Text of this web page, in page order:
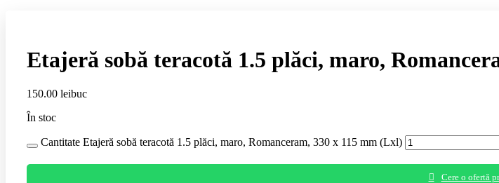
Etajeră sobă teracotă 1.5 plăci, maro,
150.00 leibuc
În stoc
Cantitate Etajeră sobă teracotă 1.5 plăci, maro, Romanceram, 330 x 115 mm (Lxl)
Cere o ofertă